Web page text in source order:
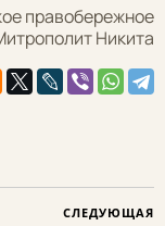
правобережное
Никита
СЛЕДУЮЩАЯ